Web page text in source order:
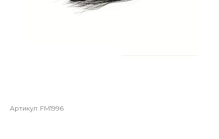
Артикул: FM1996